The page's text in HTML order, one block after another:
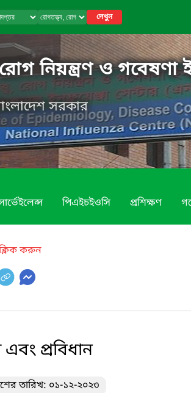
দেখুন
নিয়ন্ত্রণ ও গবেষণা
সরকার
পিএইচইওসি প্রশিক্ষণ
করুন
প্রবিধান
তারিখ: ০১-১২-২০২৩